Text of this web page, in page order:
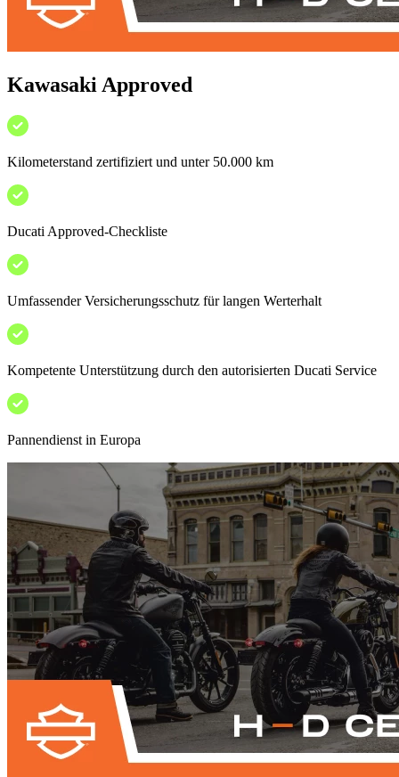
Kawasaki Approved
Kilometerstand zertifiziert und unter 50.000 km
Ducati Approved-Checkliste
Umfassender Versicherungsschutz für langen Werterhalt
Kompetente Unterstützung durch den autorisierten Ducati Service
Pannendienst in Europa